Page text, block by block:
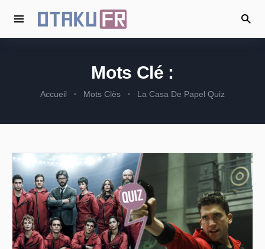
Mots Clé :
Accueil Mots Clès La Casa De Papel Quiz